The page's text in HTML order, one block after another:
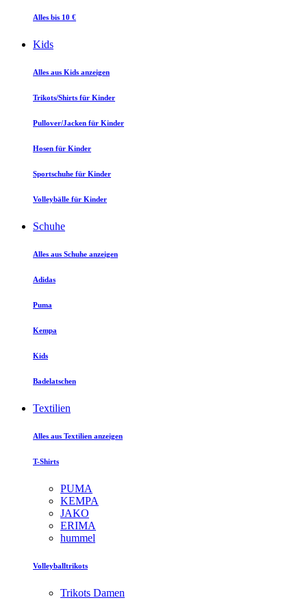
Alles bis 10 €
Kids
Alles aus Kids anzeigen
Trikots/Shirts für Kinder
Pullover/Jacken für Kinder
Hosen für Kinder
Sportschuhe für Kinder
Volleybälle für Kinder
Schuhe
Alles aus Schuhe anzeigen
Adidas
Puma
Kempa
Kids
Badelatschen
Textilien
Alles aus Textilien anzeigen
T-Shirts
PUMA
KEMPA
JAKO
ERIMA
hummel
Volleyballtrikots
Trikots Damen